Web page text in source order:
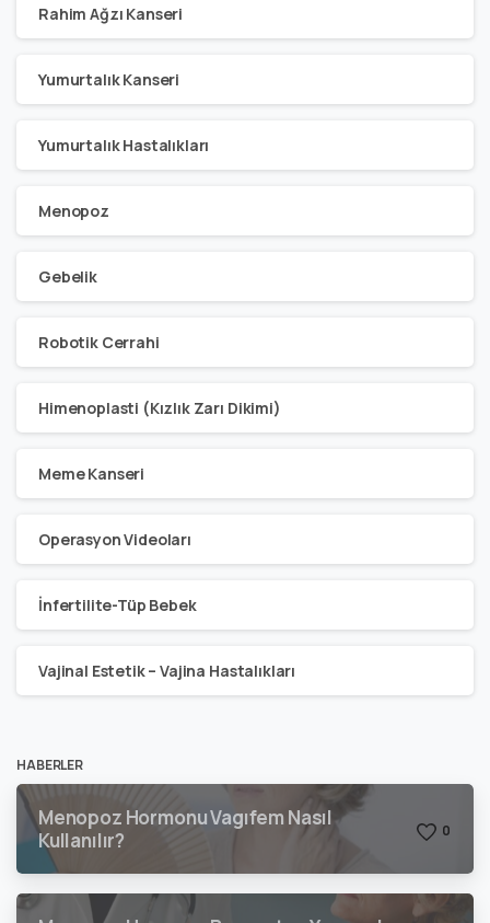
Rahim Ağzı Kanseri
Yumurtalık Kanseri
Yumurtalık Hastalıkları
Menopoz
Gebelik
Robotik Cerrahi
Himenoplasti (Kızlık Zarı Dikimi)
Meme Kanseri
Operasyon Videoları
İnfertilite-Tüp Bebek
Vajinal Estetik – Vajina Hastalıkları
HABERLER
Menopoz Hormonu Vagıfem Nasıl
Kullanılır?
0